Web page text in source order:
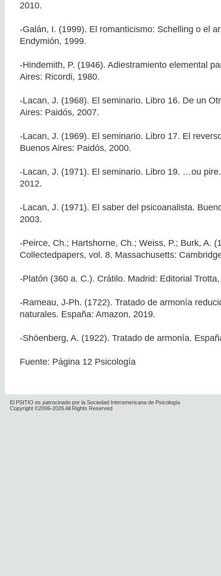
2010.
-Galán, I. (1999). El romanticismo: Schelling o el
Endymión, 1999.
-Hindemith, P. (1946). Adiestramiento elemental
Aires: Ricordi, 1980.
-Lacan, J. (1968). El seminario. Libro 16. De un
Aires: Paidós, 2007.
-Lacan, J. (1969). El seminario. Libro 17. El
Buenos Aires: Paidós, 2000.
-Lacan, J. (1971). El seminario. Libro 19. …ou
2012.
-Lacan, J. (1971). El saber del psicoanalista.
2003.
-Peirce, Ch.; Hartshorne, Ch.; Weiss, P.; Burk, A.
Collectedpapers, vol. 8. Massachusetts:
-Platón (360 a. C.). Crátilo. Madrid: Editorial
-Rameau, J-Ph. (1722). Tratado de armonía
naturales. España: Amazon, 2019.
-Shöenberg, A. (1922). Tratado de armonía.
Fuente: Página 12 Psicología
El PSITIO es patrocinado por la Sociedad Interamericana de Psicología
Copyright ©2006-2026 All Rights Reserved